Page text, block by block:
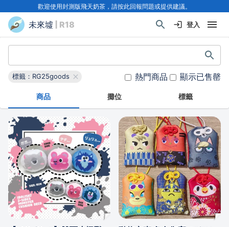
歡迎使用封測版飛天奶茶，請按此回報問題或提供建議。
未來墟 | R18 登入
標籤：RG25goods 熱門商品 顯示已售罄
商品 攤位 標籤